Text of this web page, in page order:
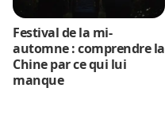
Festival de la mi-
automne : comprendre la
Chine par ce qui lui
manque